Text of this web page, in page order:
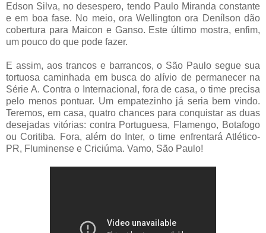
Edson Silva, no desespero, tendo Paulo Miranda constante
e em boa fase. No meio, ora Wellington ora Denílson dão
cobertura para Maicon e Ganso. Este último mostra, enfim,
um pouco do que pode fazer.
E assim, aos trancos e barrancos, o São Paulo segue sua
tortuosa caminhada em busca do alívio de permanecer na
Série A. Contra o Internacional, fora de casa, o time precisa
pelo menos pontuar. Um empatezinho já seria bem vindo.
Teremos, em casa, quatro chances para conquistar as duas
desejadas vitórias: contra Portuguesa, Flamengo, Botafogo
ou Coritiba. Fora, além do Inter, o time enfrentará Atlético-
PR, Fluminense e Criciúma. Vamo, São Paulo!